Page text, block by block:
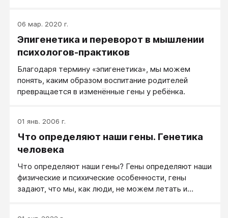
06 мар. 2020 г.
Эпигенетика и переворот в мышлении
психологов-практиков
Благодаря термину «эпигенетика», мы можем
понять, каким образом воспитание родителей
превращается в изменённые гены у ребёнка.
01 янв. 2006 г.
Что определяют наши гены. Генетика
человека
Что определяют наши гены? Гены определяют наши
физические и психические особенности, гены
задают, что мы, как люди, не можем летать и